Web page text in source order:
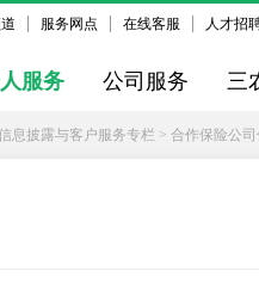
服务网点 在线客服 人才招
服务 公司服务 三
息披露与客户服务专栏 > 合作保险公